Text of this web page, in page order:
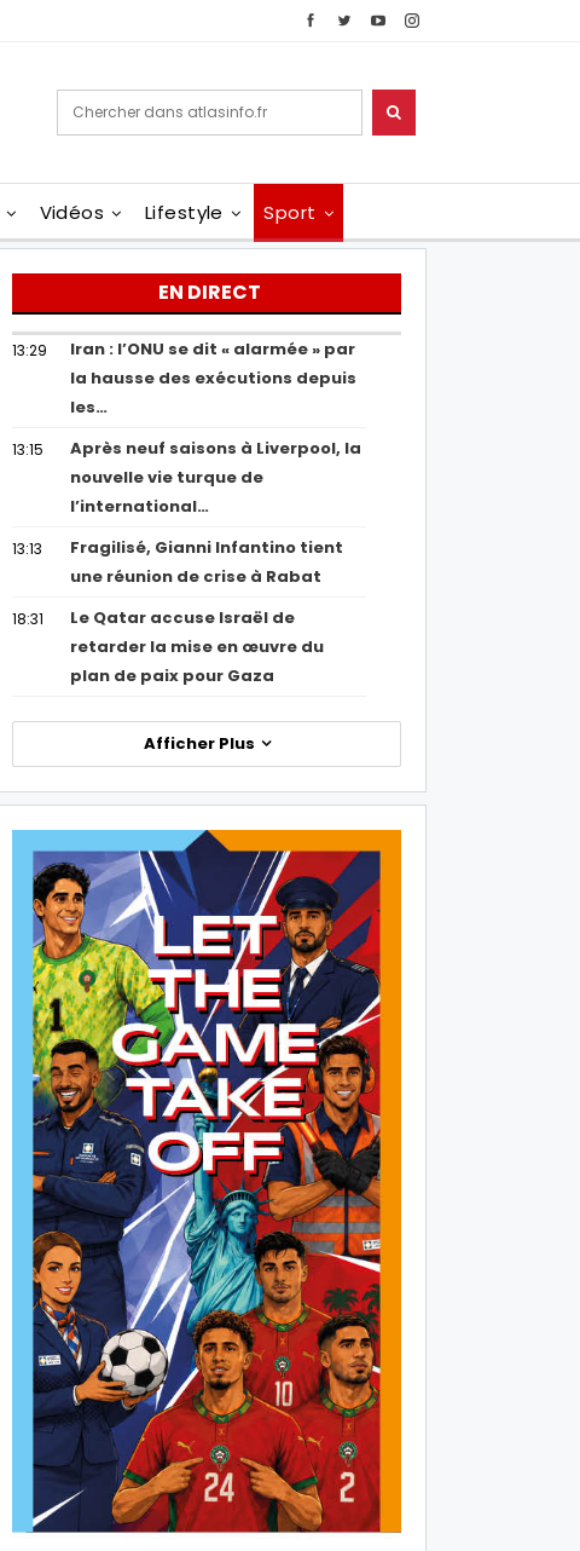
Vidéos Lifestyle Sport
EN DIRECT
13:29
Iran : l’ONU se dit « alarmée » par
la hausse des exécutions depuis
les…
13:15
Après neuf saisons à Liverpool, la
nouvelle vie turque de
l’international…
13:13
Fragilisé, Gianni Infantino tient
une réunion de crise à Rabat
18:31
Le Qatar accuse Israël de
retarder la mise en œuvre du
plan de paix pour Gaza
Afficher Plus